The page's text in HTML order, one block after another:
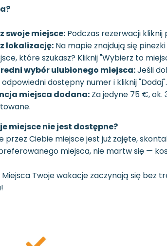
swoje miejsce: Podczas rezerwacji
lokalizację: Na mapie znajdują się
które szukasz? Kliknij "Wybierz to
wybór ulubionego miejsca:Jeśli
dostępny numer i kliknij "Dodaj".
miejsca dodana: Za jedyne 75 €, ok.
miejsce nie jest dostępne?
przez Ciebie miejsce jest już zajęte,
miejsca, nie martw się —
Twoje wakacje zaczynają się bez